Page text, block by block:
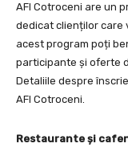
AFI Cotroceni are un
dedicat clienților care
acest program poți
participante și oferte
Detaliile despre
AFI Cotroceni.
Restaurante și